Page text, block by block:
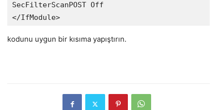
SecFilterScanPOST Off
kodunu uygun bir kısıma yapıştırın.